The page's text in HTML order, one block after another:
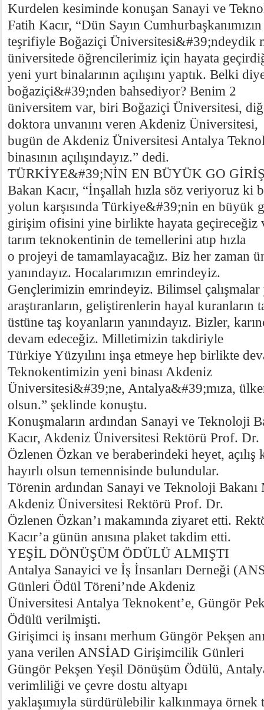
Kurdelen kesiminde konuşan Sanayi ve
Fatih Kacır, “Dün Sayın Cumhurbaşkanımızın
teşrifiyle Boğaziçi Üniversitesi&#39;ndeydik
üniversitede öğrencilerimiz için hayata
yeni yurt binalarının açılışını yaptık. Belki
boğaziçi&#39;nden bahsediyor? Benim 2
üniversitem var, biri Boğaziçi Üniversitesi,
doktora unvanını veren Akdeniz Üniversitesi,
bugün de Akdeniz Üniversitesi Antalya
binasının açılışındayız.” dedi.
TÜRKİYE&#39;NİN EN BÜYÜK GO
Bakan Kacır, “İnşallah hızla söz veriyoruz ki
yolun karşısında Türkiye&#39;nin en büyük
girişim ofisini yine birlikte hayata geçireceğiz
tarım teknokentinin de temellerini atıp hızla
o projeyi de tamamlayacağız. Biz her zaman
yanındayız. Hocalarımızın emrindeyiz.
Gençlerimizin emrindeyiz. Bilimsel çalışmalar
araştıranların, geliştirenlerin hayal kuranların
üstüne taş koyanların yanındayız. Bizler,
devam edeceğiz. Milletimizin takdiriyle
Türkiye Yüzyılını inşa etmeye hep birlikte
Teknokentimizin yeni binası Akdeniz
Üniversitesi&#39;ne, Antalya&#39;mıza,
olsun.” şeklinde konuştu.
Konuşmaların ardından Sanayi ve Teknoloji
Kacır, Akdeniz Üniversitesi Rektörü Prof. Dr.
Özlenen Özkan ve beraberindeki heyet, açılış
hayırlı olsun temennisinde bulundular.
Törenin ardından Sanayi ve Teknoloji Bakanı
Akdeniz Üniversitesi Rektörü Prof. Dr.
Özlenen Özkan’ı makamında ziyaret etti.
Kacır’a günün anısına plaket takdim etti.
YEŞİL DÖNÜŞÜM ÖDÜLÜ ALMIŞTI
Antalya Sanayici ve İş İnsanları Derneği
Günleri Ödül Töreni’nde Akdeniz
Üniversitesi Antalya Teknokent’e, Güngör
Ödülü verilmişti.
Girişimci iş insanı merhum Güngör Pekşen
yana verilen ANSİAD Girişimcilik Günleri
Güngör Pekşen Yeşil Dönüşüm Ödülü,
verimliliği ve çevre dostu altyapı
yaklaşımıyla sürdürülebilir kalkınmaya örnek